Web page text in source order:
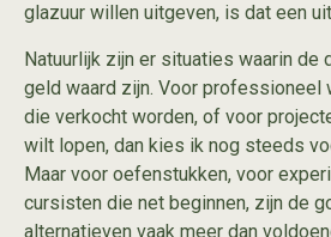
glazuur willen uitgeven, is dat een
Natuurlijk zijn er situaties waarin de
geld waard zijn. Voor professioneel
die verkocht worden, of voor
wilt lopen, dan kies ik nog steeds
Maar voor oefenstukken, voor
cursisten die net beginnen, zijn de
alternatieven vaak meer dan